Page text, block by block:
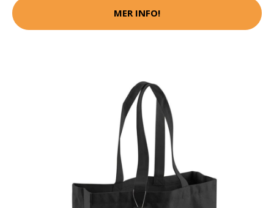
MER INFO!